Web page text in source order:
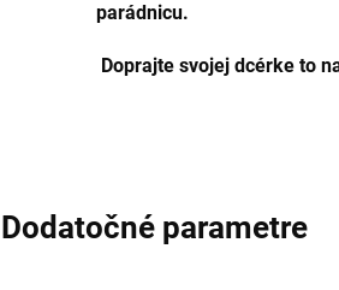
parádnicu.
Doprajte svojej dcérke to
Dodatočné parametre